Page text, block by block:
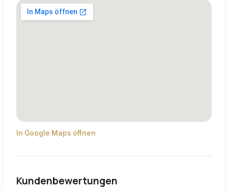
In Google Maps öffnen
Kundenbewertungen